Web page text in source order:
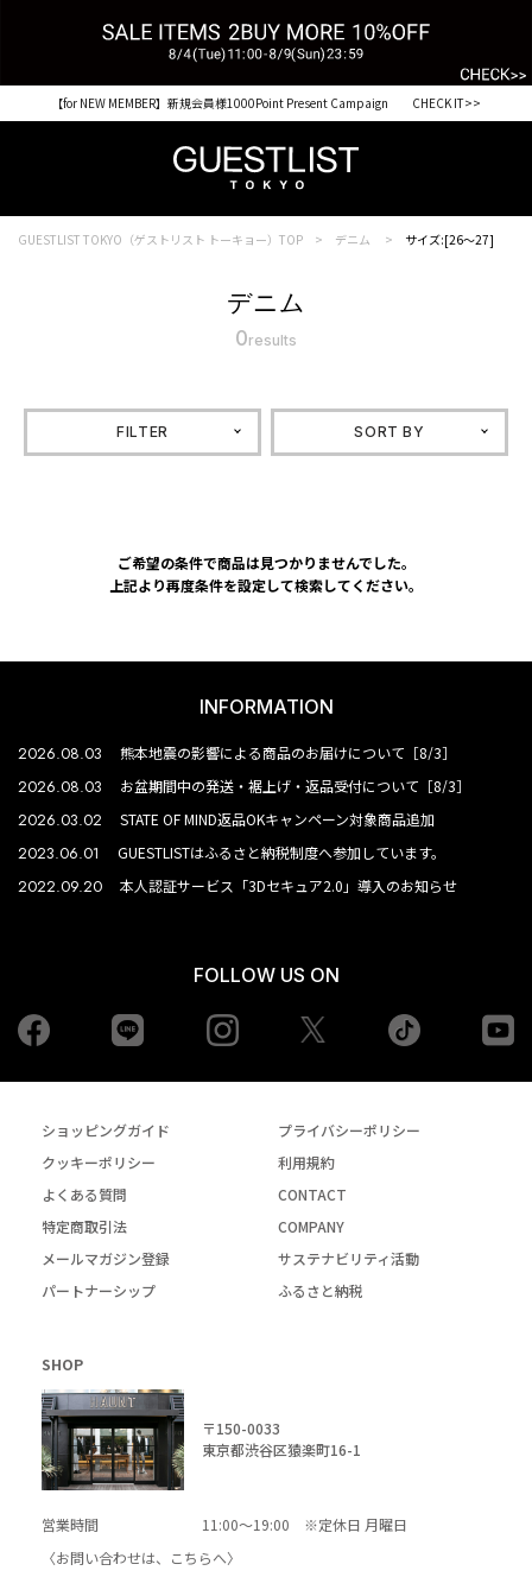
【for NEW MEMBER】新規会員様1000Point Present Campaign CHECK IT>>
GUESTLIST TOKYO（ゲストリスト トーキョー）TOP デニム サイズ:[26～27]
デニム
0results
FILTER SORT BY
ご希望の条件で商品は見つかりませんでした。
上記より再度条件を設定して検索してください。
INFORMATION
2026.08.03 熊本地震の影響による商品のお届けについて［8/3］
2026.08.03 お盆期間中の発送・裾上げ・返品受付について［8/3］
2026.03.02 STATE OF MIND返品OKキャンペーン対象商品追加
2023.06.01 GUESTLISTはふるさと納税制度へ参加しています。
2022.09.20 本人認証サービス「3Dセキュア2.0」導入のお知らせ
FOLLOW US ON
Facebook Instagram tiktok
ショッピングガイド
プライバシーポリシー
クッキーポリシー
利用規約
よくある質問
CONTACT
特定商取引法
COMPANY
メールマガジン登録
サステナビリティ活動
パートナーシップ
ふるさと納税
SHOP
〒150-0033
東京都渋谷区猿楽町16-1
営業時間
11:00～19:00 ※定休日 月曜日
〈お問い合わせは、
こちらへ〉